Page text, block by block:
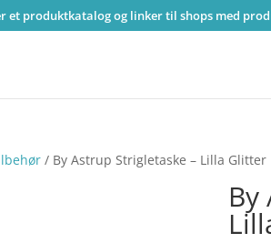
et produktkatalog og linker til shops med
/ By Astrup Strigletaske – Lilla Glitter
By